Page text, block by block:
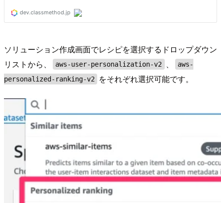
ソリューション作成画面でレシピを選択するドロップダウン
リストから、
aws-user-personalization-v2 、
aws-
personalized-ranking-v2
をそれぞれ選択可能です。